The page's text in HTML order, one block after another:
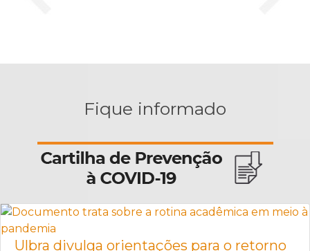
Fique informado
Ulbra divulga orientações para o retorno